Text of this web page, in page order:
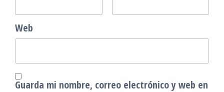
Web
Guarda mi nombre, correo electrónico y web en